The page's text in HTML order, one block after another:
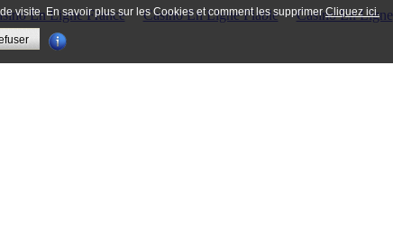
En Ligne France Casino En Ligne Fiable
Casino En Ligne
visite. En savoir plus sur les Cookies et comment les supprimerCliquez ici.